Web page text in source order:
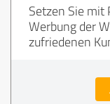
Setzen Sie mit
Werbung der
zufriedenen